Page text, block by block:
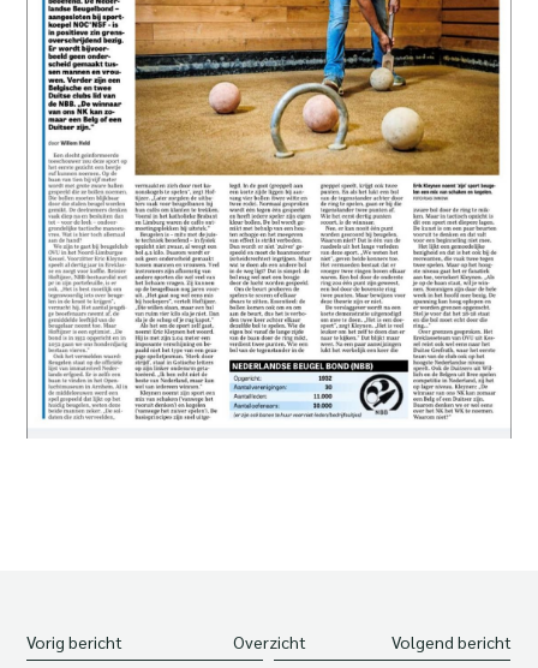
Vorig bericht Overzicht Volgend bericht